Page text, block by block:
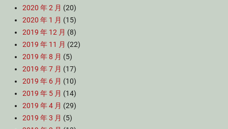
2020 年 2 月 (20)
2020 年 1 月 (15)
2019 年 12 月 (8)
2019 年 11 月 (22)
2019 年 8 月 (5)
2019 年 7 月 (17)
2019 年 6 月 (10)
2019 年 5 月 (14)
2019 年 4 月 (29)
2019 年 3 月 (5)